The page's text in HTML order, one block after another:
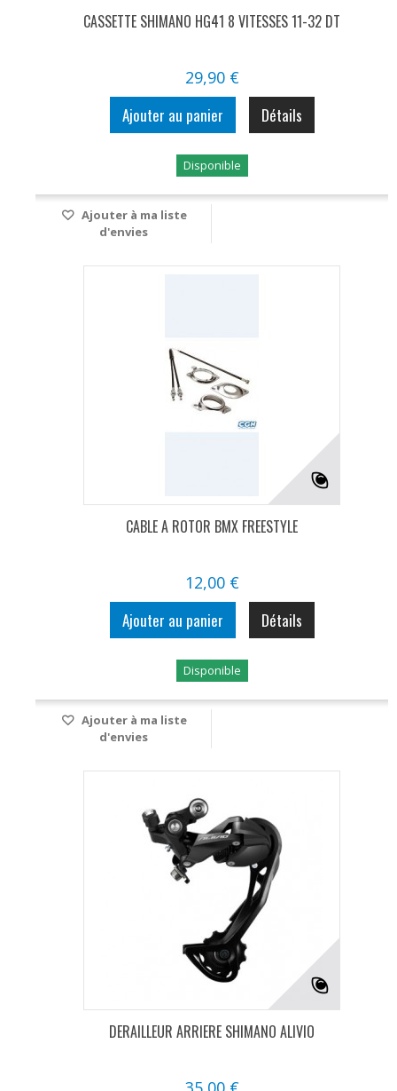
CASSETTE SHIMANO HG41 8 VITESSES 11-32 DT
29,90 €
Ajouter au panier Détails
Disponible
Ajouter à ma liste
d'envies
CABLE A ROTOR BMX FREESTYLE
12,00 €
Ajouter au panier Détails
Disponible
Ajouter à ma liste
d'envies
DERAILLEUR ARRIERE SHIMANO ALIVIO